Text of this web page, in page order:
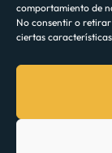
comportamiento de
No consentir o
ciertas
razones, se
conceptos
por los
nuestra
Horario